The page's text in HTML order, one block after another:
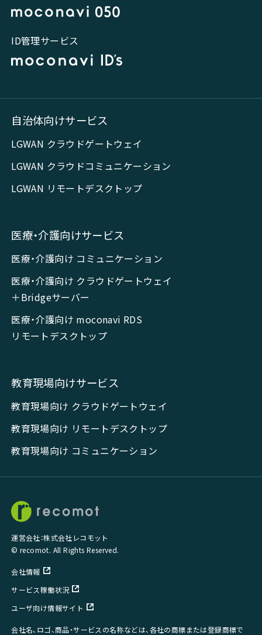
ID管理サービス
自治体向けサービス
LGWAN クラウドゲートウェイ
LGWAN クラウドコミュニケーション
LGWAN リモートデスクトップ
医療・介護向けサービス
医療・介護向け コミュニケーション
医療・介護向け クラウドゲートウェイ
＋Bridgeサーバー
医療・介護向け moconavi RDS
リモートデスクトップ
教育現場向けサービス
教育現場向け クラウドゲートウェイ
教育現場向け リモートデスクトップ
教育現場向け コミュニケーション
運営会社：株式会社レコモット
© recomot. All Rights Reserved.
会社情報
サービス稼働状況
ユーザ向け情報サイト
会社名、ロゴ、商品・サービスの名称などは、各社の商標または登録商標で